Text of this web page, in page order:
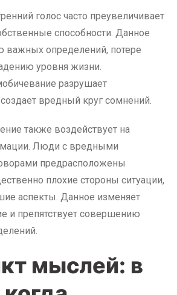
голос часто преувеличивает
способности. Данное
важных определений, потере
уровня жизни.
разрушает
вредный круг сомнений.
также воздействует на
Люди с вредными
предрасположены
плохие стороны ситуации,
аспекты. Данное изменяет
и препятствует совершению
мыслей: в